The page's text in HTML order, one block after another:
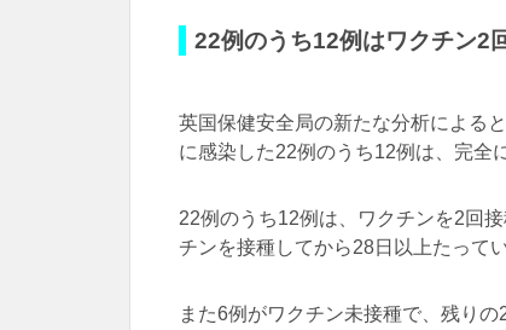
22例のうち12例はワクチン2
英国保健安全局の新たな分析による
に感染した22例のうち12例は、完全
22例のうち12例は、ワクチンを2回
チンを接種してから28日以上たって
また6例がワクチン未接種で、残り